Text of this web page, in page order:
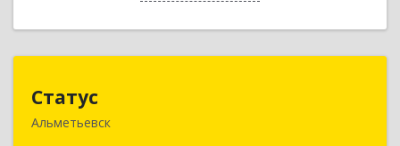
Статус
Альметьевск
423450, Татарстан Респ, Альметьевск г, Мира